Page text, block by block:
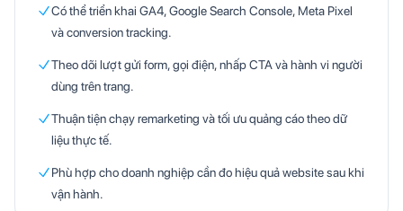
Có thể triển khai GA4, Google Search Console, Meta Pixel
và conversion tracking.
Theo dõi lượt gửi form, gọi điện, nhấp CTA và hành vi người
dùng trên trang.
Thuận tiện chạy remarketing và tối ưu quảng cáo theo dữ
liệu thực tế.
Phù hợp cho doanh nghiệp cần đo hiệu quả website sau khi
vận hành.